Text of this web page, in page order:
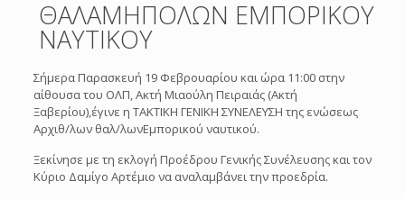
ΘΑΛΑΜΗΠΟΛΩΝ ΕΜΠΟΡΙΚΟΥ
ΝΑΥΤΙΚΟΥ
Σήμερα Παρασκευή 19 Φεβρουαρίου και ώρα 11:00 στην
αίθουσα του ΟΛΠ, Ακτή Μιαούλη Πειραιάς (Ακτή
Ξαβερίου),έγινε η ΤΑΚΤΙΚΗ ΓΕΝΙΚΗ ΣΥΝΕΛΕΥΣΗ της ενώσεως
Αρχιθ/λων θαλ/λωνΕμπορικού ναυτικού.
Ξεκίνησε με τη εκλογή Προέδρου Γενικής Συνέλευσης και τον
Κύριο Δαμίγο Αρτέμιο να αναλαμβάνει την προεδρία.